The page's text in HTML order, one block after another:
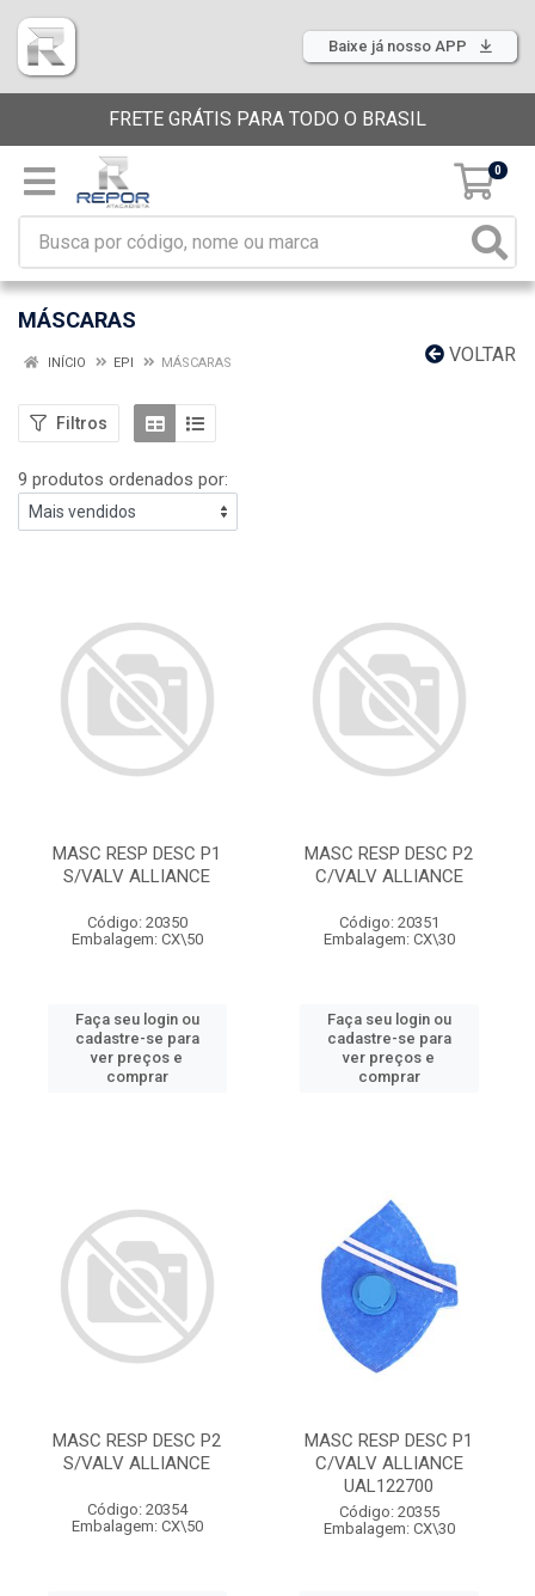
Baixe já nosso APP
FRETE GRÁTIS PARA TODO O BRASIL
0
MÁSCARAS
VOLTAR
INÍCIO EPI MÁSCARAS
Filtros
9 produtos ordenados por:
MASC RESP DESC P1
S/VALV ALLIANCE
Código: 20350
Embalagem: CX\50
Faça seu login ou
cadastre-se para
ver preços e
comprar
MASC RESP DESC P2
C/VALV ALLIANCE
Código: 20351
Embalagem: CX\30
Faça seu login ou
cadastre-se para
ver preços e
comprar
MASC RESP DESC P2
S/VALV ALLIANCE
Código: 20354
Embalagem: CX\50
MASC RESP DESC P1
C/VALV ALLIANCE
UAL122700
Código: 20355
Embalagem: CX\30